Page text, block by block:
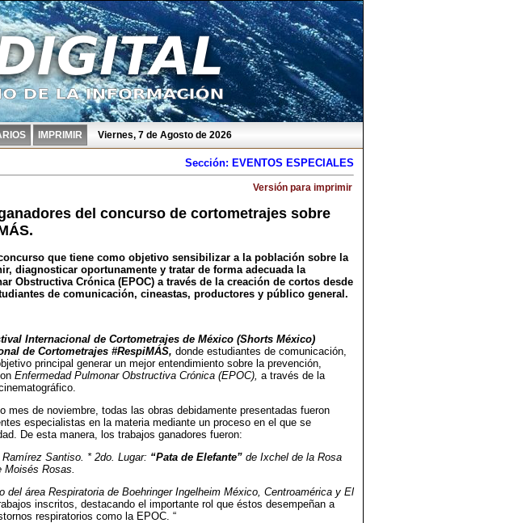
IMPRIMIR Viernes, 7 de Agosto de 2026
Sección: EVENTOS ESPECIALES
Versión para imprimir
del concurso de cortometrajes sobre
que tiene como objetivo sensibilizar a la población sobre la
diagnosticar oportunamente y tratar de forma adecuada la
Obstructiva Crónica (EPOC) a través de la creación de cortos desde
de comunicación, cineastas, productores y público general.
Internacional de Cortometrajes de México (Shorts México)
de Cortometrajes #RespiMÁS, donde estudiantes de comunicación,
principal generar un mejor entendimiento sobre la prevención,
Enfermedad Pulmonar Obstructiva Crónica (EPOC), a través de la
de noviembre, todas las obras debidamente presentadas fueron
especialistas en la materia mediante un proceso en el que se
De esta manera, los trabajos ganadores fueron:
Santiso. * 2do. Lugar: “Pata de Elefante” de Ixchel de la Rosa
Moisés Rosas.
del área Respiratoria de Boehringer Ingelheim México, Centroamérica y El
inscritos, destacando el importante rol que éstos desempeñan a
respiratorios como la EPOC. “